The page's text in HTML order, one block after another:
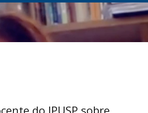
do IPUSP sobre